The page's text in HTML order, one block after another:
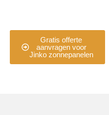
Gratis offerte
aanvragen voor
Jinko zonnepanelen